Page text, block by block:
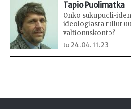
Tapio Puolimatka
Onko sukupuoli-
ideologiasta tullut
valtionuskonto?
to 24.04. 11:23